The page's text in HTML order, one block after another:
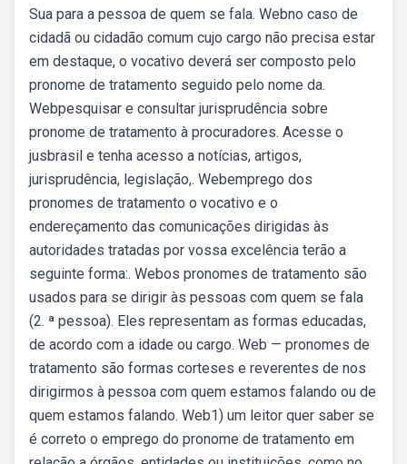
Sua para a pessoa de quem se fala. Webno caso de
cidadã ou cidadão comum cujo cargo não precisa estar
em destaque, o vocativo deverá ser composto pelo
pronome de tratamento seguido pelo nome da.
Webpesquisar e consultar jurisprudência sobre
pronome de tratamento à procuradores. Acesse o
jusbrasil e tenha acesso a notícias, artigos,
jurisprudência, legislação,. Webemprego dos
pronomes de tratamento o vocativo e o
endereçamento das comunicações dirigidas às
autoridades tratadas por vossa excelência terão a
seguinte forma:. Webos pronomes de tratamento são
usados para se dirigir às pessoas com quem se fala
(2. ª pessoa). Eles representam as formas educadas,
de acordo com a idade ou cargo. Web — pronomes de
tratamento são formas corteses e reverentes de nos
dirigirmos à pessoa com quem estamos falando ou de
quem estamos falando. Web1) um leitor quer saber se
é correto o emprego do pronome de tratamento em